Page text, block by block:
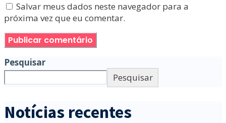
Salvar meus dados neste navegador para a
próxima vez que eu comentar.
Pesquisar
Pesquisar
Notícias recentes